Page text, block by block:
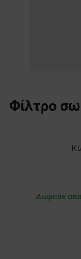
Φίλτρο
Δωρεάν